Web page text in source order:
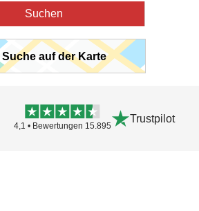
Suchen
Suche auf der Karte
4,1 • Bewertungen 15.895
Trustpilot